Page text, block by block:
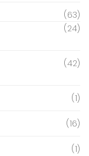
(63)
(24)
(42)
(1)
(16)
(1)